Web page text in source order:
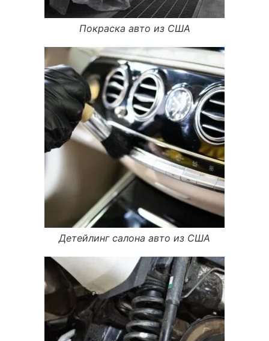
Покраска авто из США
Детейлинг салона авто из США